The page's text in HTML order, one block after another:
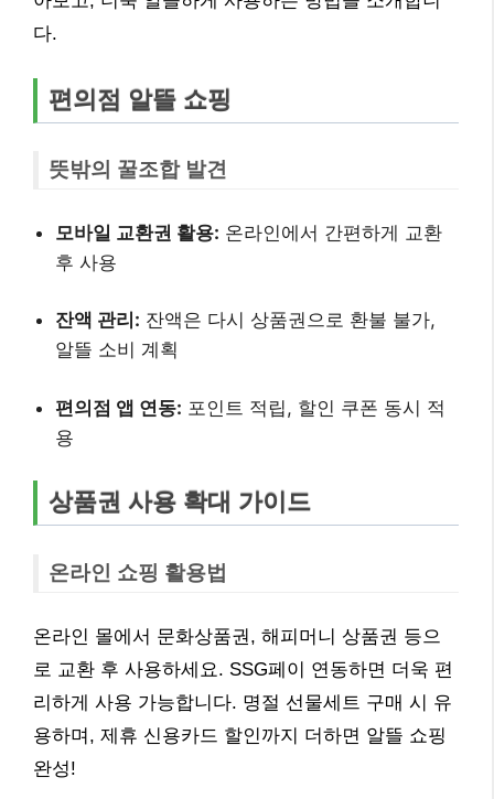
다.
편의점 알뜰 쇼핑
뜻밖의 꿀조합 발견
모바일 교환권 활용: 온라인에서 간편하게 교환
후 사용
잔액 관리: 잔액은 다시 상품권으로 환불 불가,
알뜰 소비 계획
편의점 앱 연동: 포인트 적립, 할인 쿠폰 동시 적
용
상품권 사용 확대 가이드
온라인 쇼핑 활용법
온라인 몰에서 문화상품권, 해피머니 상품권 등으
로 교환 후 사용하세요. SSG페이 연동하면 더욱 편
리하게 사용 가능합니다. 명절 선물세트 구매 시 유
용하며, 제휴 신용카드 할인까지 더하면 알뜰 쇼핑
완성!